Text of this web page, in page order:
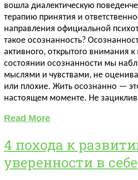
вошла диалектическую
терапию принятия и
направления официальной
такое осознанность?
активного, открытого внимания
состоянии осознанности мы
мыслями и чувствами, не
или плохие. Жить осознанно —
настоящем моменте. Не
Read More
4 похода к
уверенности в себе